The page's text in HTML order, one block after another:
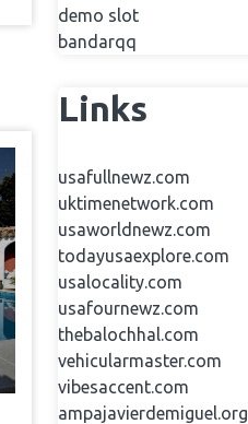
demo slot
bandarqq
Links
usafullnewz.com
uktimenetwork.com
usaworldnewz.com
todayusaexplore.com
usalocality.com
usafournewz.com
thebalochhal.com
vehicularmaster.com
vibesaccent.com
ampajavierdemiguel.org